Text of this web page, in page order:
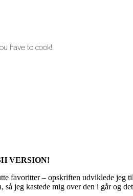
have to cook!
VERSION!
favoritter – opskriften udviklede jeg
jeg kastede mig over den i går og